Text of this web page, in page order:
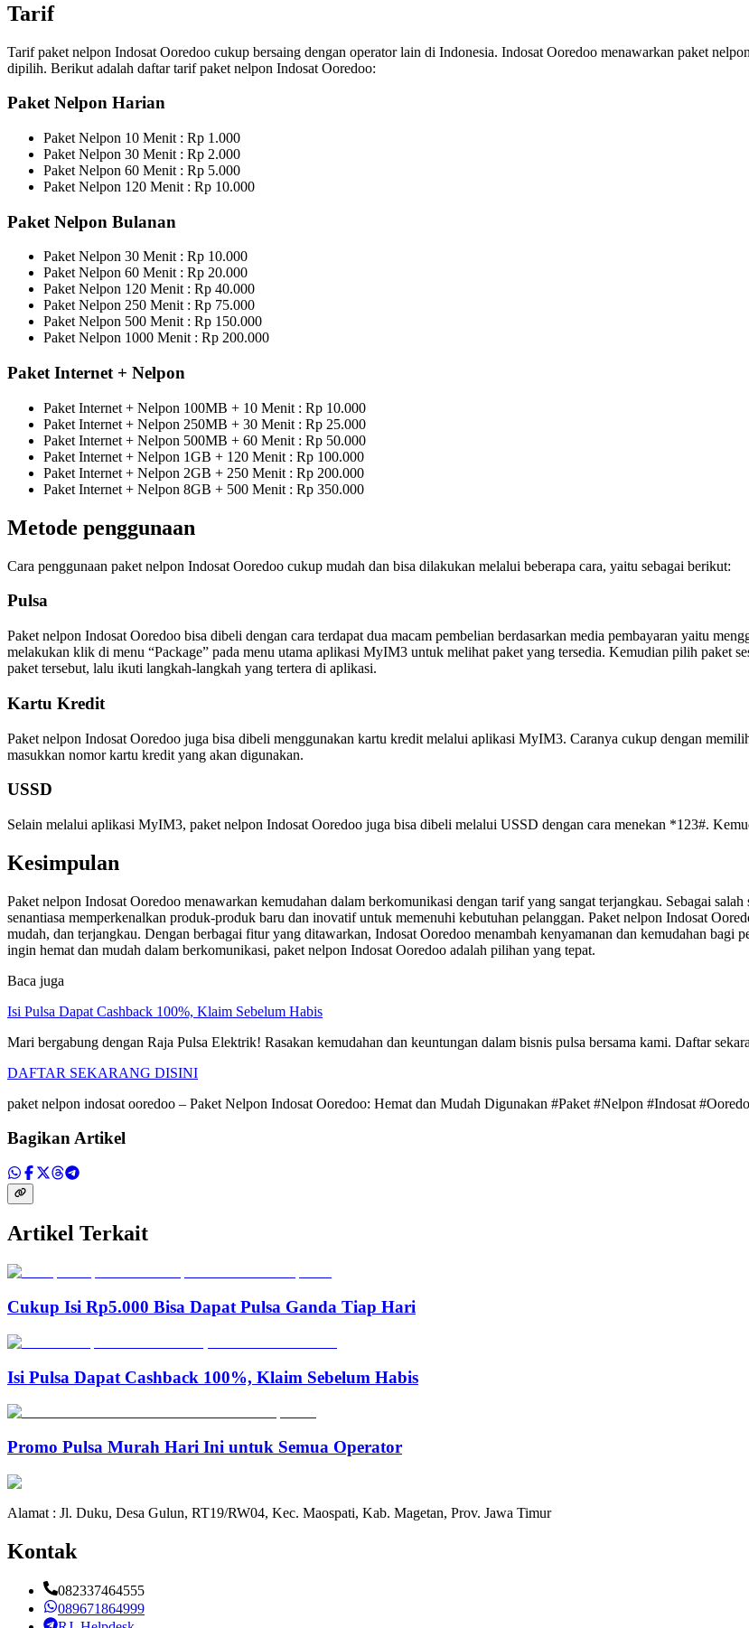
Tarif
Tarif paket nelpon Indosat Ooredoo cukup bersaing dengan operator lain di Indonesia. Indosat Ooredoo menawarkan paket
dipilih. Berikut adalah daftar tarif paket nelpon Indosat Ooredoo:
Paket Nelpon Harian
Paket Nelpon 10 Menit : Rp 1.000
Paket Nelpon 30 Menit : Rp 2.000
Paket Nelpon 60 Menit : Rp 5.000
Paket Nelpon 120 Menit : Rp 10.000
Paket Nelpon Bulanan
Paket Nelpon 30 Menit : Rp 10.000
Paket Nelpon 60 Menit : Rp 20.000
Paket Nelpon 120 Menit : Rp 40.000
Paket Nelpon 250 Menit : Rp 75.000
Paket Nelpon 500 Menit : Rp 150.000
Paket Nelpon 1000 Menit : Rp 200.000
Paket Internet + Nelpon
Paket Internet + Nelpon 100MB + 10 Menit : Rp 10.000
Paket Internet + Nelpon 250MB + 30 Menit : Rp 25.000
Paket Internet + Nelpon 500MB + 60 Menit : Rp 50.000
Paket Internet + Nelpon 1GB + 120 Menit : Rp 100.000
Paket Internet + Nelpon 2GB + 250 Menit : Rp 200.000
Paket Internet + Nelpon 8GB + 500 Menit : Rp 350.000
Metode penggunaan
Cara penggunaan paket nelpon Indosat Ooredoo cukup mudah dan bisa dilakukan melalui beberapa cara, yaitu sebagai berikut:
Pulsa
Paket nelpon Indosat Ooredoo bisa dibeli dengan cara terdapat dua macam pembelian berdasarkan media pembayaran yaitu
melakukan klik di menu “Package” pada menu utama aplikasi MyIM3 untuk melihat paket yang tersedia. Kemudian pilih paket
paket tersebut, lalu ikuti langkah-langkah yang tertera di aplikasi.
Kartu Kredit
Paket nelpon Indosat Ooredoo juga bisa dibeli menggunakan kartu kredit melalui aplikasi MyIM3. Caranya cukup dengan
masukkan nomor kartu kredit yang akan digunakan.
USSD
Selain melalui aplikasi MyIM3, paket nelpon Indosat Ooredoo juga bisa dibeli melalui USSD dengan cara menekan *123#.
Kesimpulan
Paket nelpon Indosat Ooredoo menawarkan kemudahan dalam berkomunikasi dengan tarif yang sangat terjangkau. Sebagai
senantiasa memperkenalkan produk-produk baru dan inovatif untuk memenuhi kebutuhan pelanggan. Paket nelpon Indosat
mudah, dan terjangkau. Dengan berbagai fitur yang ditawarkan, Indosat Ooredoo menambah kenyamanan dan kemudahan bagi
ingin hemat dan mudah dalam berkomunikasi, paket nelpon Indosat Ooredoo adalah pilihan yang tepat.
Baca juga
Isi Pulsa Dapat Cashback 100%, Klaim Sebelum Habis
Mari bergabung dengan Raja Pulsa Elektrik! Rasakan kemudahan dan keuntungan dalam bisnis pulsa bersama kami. Daftar
DAFTAR SEKARANG DISINI
paket nelpon indosat ooredoo – Paket Nelpon Indosat Ooredoo: Hemat dan Mudah Digunakan #Paket #Nelpon #Indosat
Bagikan Artikel
Artikel Terkait
Cukup Isi Rp5.000 Bisa Dapat Pulsa Ganda Tiap Hari
Isi Pulsa Dapat Cashback 100%, Klaim Sebelum Habis
Promo Pulsa Murah Hari Ini untuk Semua Operator
Alamat : Jl. Duku, Desa Gulun, RT19/RW04, Kec. Maospati, Kab. Magetan, Prov. Jawa Timur
Kontak
082337464555
089671864999